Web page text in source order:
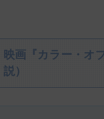
映画『カラー・オ
説）